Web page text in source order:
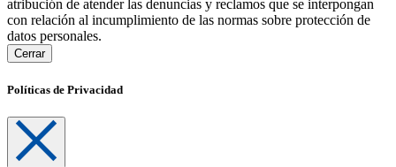
atribución de atender las denuncias y reclamos que se interpongan
con relación al incumplimiento de las normas sobre protección de
datos personales.
Cerrar
Políticas de Privacidad